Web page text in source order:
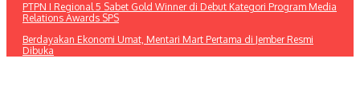
PTPN I Regional 5 Sabet Gold Winner di Debut Kategori Program Media
Relations Awards SPS
Berdayakan Ekonomi Umat, Mentari Mart Pertama di Jember Resmi
Dibuka